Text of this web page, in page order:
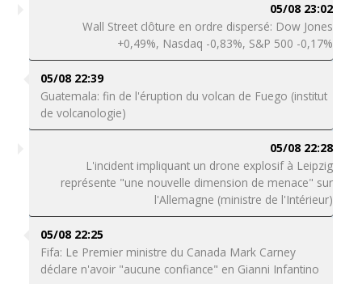
05/08 23:02
Wall Street clôture en ordre dispersé: Dow Jones
+0,49%, Nasdaq -0,83%, S&P 500 -0,17%
05/08 22:39
Guatemala: fin de l'éruption du volcan de Fuego (institut
de volcanologie)
05/08 22:28
L'incident impliquant un drone explosif à Leipzig
représente "une nouvelle dimension de menace" sur
l'Allemagne (ministre de l'Intérieur)
05/08 22:25
Fifa: Le Premier ministre du Canada Mark Carney
déclare n'avoir "aucune confiance" en Gianni Infantino